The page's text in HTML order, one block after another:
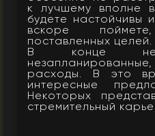
к лучшему вполне
будете настойчивы
вскоре
поставленных целей.
В конце
расходы. В это
интересные
Некоторых
стремительный